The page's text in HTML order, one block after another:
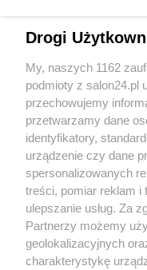
Sport
Społeczeństwo
Kultura
X
Drogi
My, naszych 1162
podmioty z salon24.pl
przechowujemy
przetwarzamy dane
identyfikatory,
urządzenie czy dane
spersonalizowanych
treści, pomiar reklam i
ulepszanie usług. Za
Partnerzy możemy
geolokalizacyjnych
charakterystykę